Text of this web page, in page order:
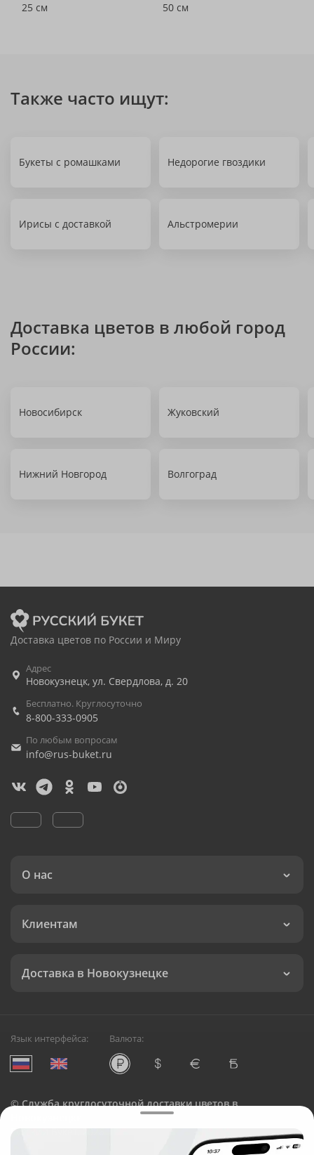
25 см
50 см
Также часто ищут:
Букеты с ромашками Недорогие гвоздики
Ирисы с доставкой Альстромерии
Доставка цветов в любой город
России:
Новосибирск Жуковский
Нижний Новгород Волгоград
Доставка цветов по России и Миру
Адрес
Новокузнецк, ул. Свердлова, д. 20
Бесплатно. Круглосуточно
8-800-333-0905
По любым вопросам
info@rus-buket.ru
О нас
Клиентам
Доставка в Новокузнецке
Язык интерфейса: Валюта:
©Служба круглосуточной доставки цветов в
Русский Букет, 2026